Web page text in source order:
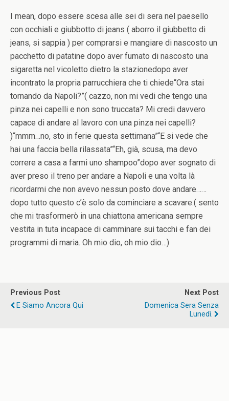
I mean, dopo essere scesa alle sei di sera nel paesello
con occhiali e giubbotto di jeans ( aborro il giubbetto di
jeans, si sappia ) per comprarsi e mangiare di nascosto un
pacchetto di patatine dopo aver fumato di nascosto una
sigaretta nel vicoletto dietro la stazionedopo aver
incontrato la propria parrucchiera che ti chiede“Ora stai
tornando da Napoli?”( cazzo, non mi vedi che tengo una
pinza nei capelli e non sono truccata? Mi credi davvero
capace di andare al lavoro con una pinza nei capelli?
)“mmm…no, sto in ferie questa settimana”“E si vede che
hai una faccia bella rilassata”“Eh, già, scusa, ma devo
correre a casa a farmi uno shampoo”dopo aver sognato di
aver preso il treno per andare a Napoli e una volta là
ricordarmi che non avevo nessun posto dove andare……
dopo tutto questo c’è solo da cominciare a scavare.( sento
che mi trasformerò in una chiattona americana sempre
vestita in tuta incapace di camminare sui tacchi e fan dei
programmi di maria. Oh mio dio, oh mio dio…)
Previous Post
E Siamo Ancora Qui
Next Post
Domenica Sera Senza
Lunedì.